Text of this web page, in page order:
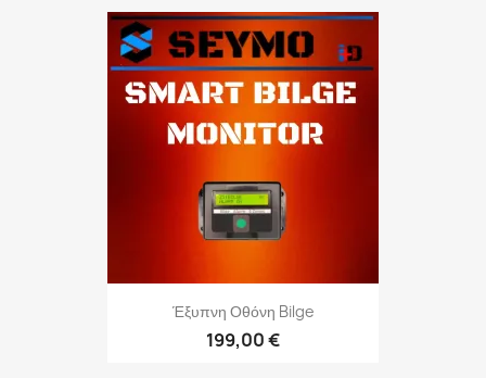
Έξυπνη Οθόνη Bilge
199,00 €